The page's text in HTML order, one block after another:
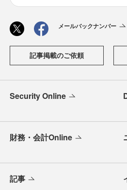
メールバックナンバー
記事掲載のご依頼
Security Online
財務・会計Online
記事